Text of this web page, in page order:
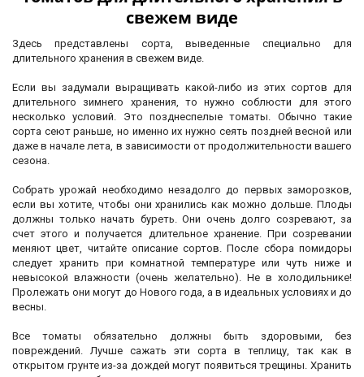
свежем виде
Здесь представлены сорта, выведенные специально для
длительного хранения в свежем виде.
Если вы задумали выращивать какой-либо из этих сортов для
длительного зимнего хранения, то нужно соблюсти для этого
несколько условий. Это позднеспелые томаты. Обычно такие
сорта сеют раньше, но именно их нужно сеять поздней весной или
даже в начале лета, в зависимости от продолжительности вашего
сезона.
Собрать урожай необходимо незадолго до первых заморозков,
если вы хотите, чтобы они хранились как можно дольше. Плоды
должны только начать буреть. Они очень долго созревают, за
счет этого и получается длительное хранение. При созревании
меняют цвет, читайте описание сортов. После сбора помидоры
следует хранить при комнатной температуре или чуть ниже и
невысокой влажности (очень желательно). Не в холодильнике!
Пролежать они могут до Нового года, а в идеальных условиях и до
весны.
Все томаты обязательно должны быть здоровыми, без
повреждений. Лучше сажать эти сорта в теплицу, так как в
открытом грунте из-за дождей могут появиться трещины. Хранить